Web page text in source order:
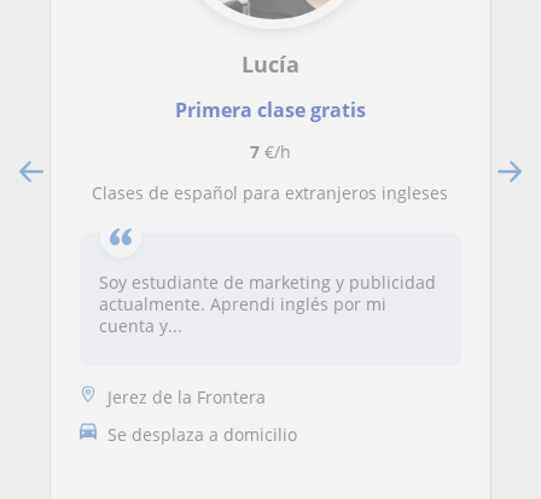
Lucía
Primera clase gratis
7€/h
Clases de español para extranjeros ingleses
Soy estudiante de marketing y publicidad
actualmente. Aprendi inglés por mi
cuenta y...
Jerez de la Frontera
Se desplaza a domicilio